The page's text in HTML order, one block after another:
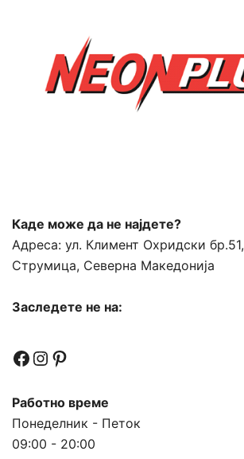
Каде може да не најдете?
Адреса: ул. Климент Охридски бр.51,
Струмица, Северна Македонија
Заследете не на:
Facebook
Instagram
Pinterest
Работно време
Понеделник - Петок
09:00 - 20:00